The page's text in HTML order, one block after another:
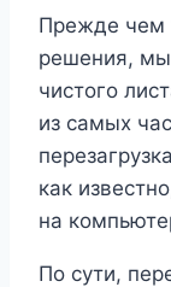
Прежде чем
решения, мы
чистого
из самых
как
на
По сути,